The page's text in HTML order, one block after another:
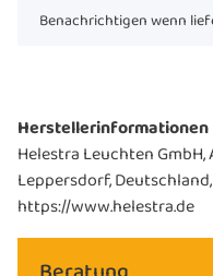
Benachrichtigen wenn
Herstellerinformationen
Helestra Leuchten GmbH,
Leppersdorf,
https://www.helestra.de